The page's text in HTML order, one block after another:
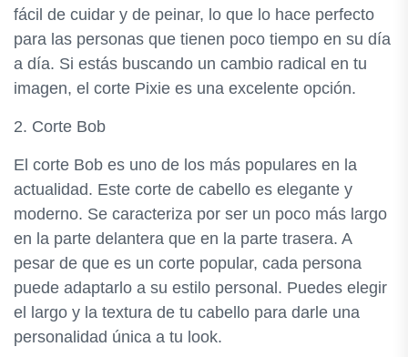
fácil de cuidar y de peinar, lo que lo hace perfecto
para las personas que tienen poco tiempo en su día
a día. Si estás buscando un cambio radical en tu
imagen, el corte Pixie es una excelente opción.
2. Corte Bob
El corte Bob es uno de los más populares en la
actualidad. Este corte de cabello es elegante y
moderno. Se caracteriza por ser un poco más largo
en la parte delantera que en la parte trasera. A
pesar de que es un corte popular, cada persona
puede adaptarlo a su estilo personal. Puedes elegir
el largo y la textura de tu cabello para darle una
personalidad única a tu look.